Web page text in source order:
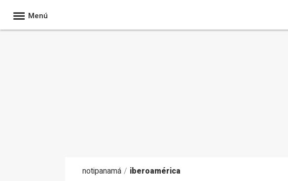
Menú
notipanamá / iberoamérica